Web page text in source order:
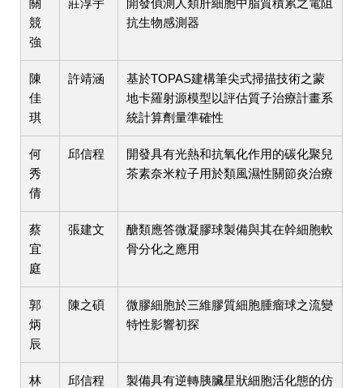
競
強
抗生物感測器
陳
佳
琪
許靖涵
基於TOPAS建構筆尖式掃描技術之蒙
地卡羅射源模型以評估質子治療計畫系
統計算劑量準確性
何
秀
倩
邱信程
開發具有光熱和抗氧化作用的碳化聚兒
茶素奈米粒子用於類風濕性關節炎治療
蔡
宜
庭
張建文
醣類應答微凝膠球製備與其在幹細胞軟
骨分化之應用
郭
炳
辰
陳之碩
微膠細胞於三維膠質細胞腫瘤球之流變
特性影響初探
林
邱信程
製備具有逆轉胰臟星狀細胞活化態的仿